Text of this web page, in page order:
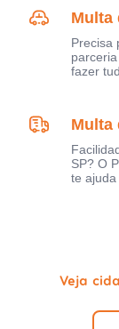
Multa
Precisa
fazer
Multa
SP? O
te ajuda
Veja